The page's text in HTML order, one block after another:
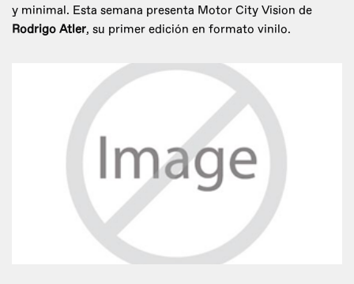
y minimal. Esta semana presenta Motor City Vision de
Rodrigo Atler, su primer edición en formato vinilo.